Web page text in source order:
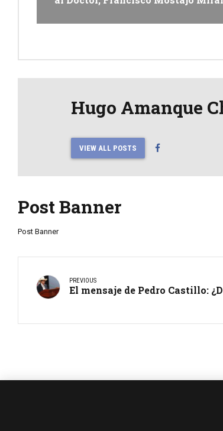
Hugo Amanque
VIEW ALL POSTS
Post Banner
Post Banner
PREVIOUS
El mensaje de Pedro Castillo: